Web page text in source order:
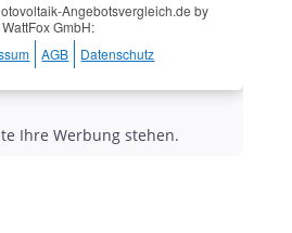
Angebotsvergleich.de by
WattFox GmbH:
AGB Datenschutz
Ihre Werbung stehen.